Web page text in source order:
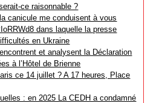
ce raisonnable ?
canicule me conduisent à vous
dans laquelle la presse
en Ukraine
et analysent la Déclaration
à l’Hôtel de Brienne
ce 14 juillet ? A 17 heures, Place
: en 2025 La CEDH a condamné